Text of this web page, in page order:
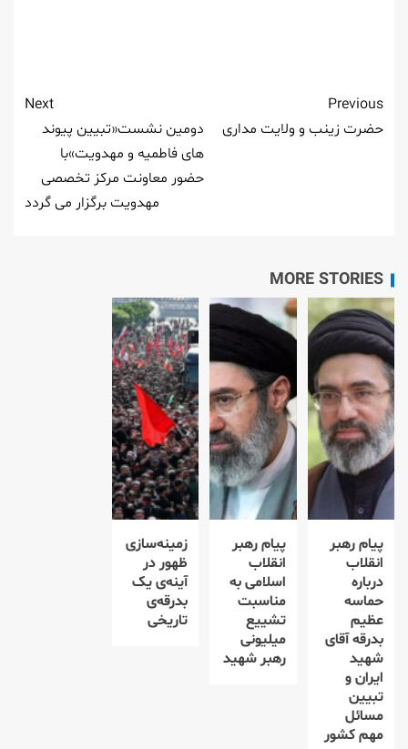
Previous
حضرت زینب و ولایت مداری
Next
دومین نشست«تبیین پیوند
های فاطمیه و مهدویت»با
حضور معاونت مرکز تخصصی
مهدویت برگزار می گردد
MORE STORIES
پیام رهبر
انقلاب
درباره
حماسه
عظیم
بدرقه آقای
شهید
ایران و
تبیین
مسائل
مهم کشور
پیام رهبر
انقلاب
اسلامی به
مناسبت
تشییع
میلیونی
رهبر شهید
زمینه‌سازی
ظهور در
آینه‌ی یک
بدرقه‌ی
تاریخی